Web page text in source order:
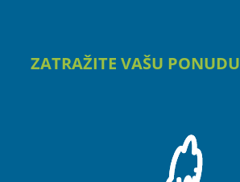
ZATRAŽITE VAŠU PONUDU